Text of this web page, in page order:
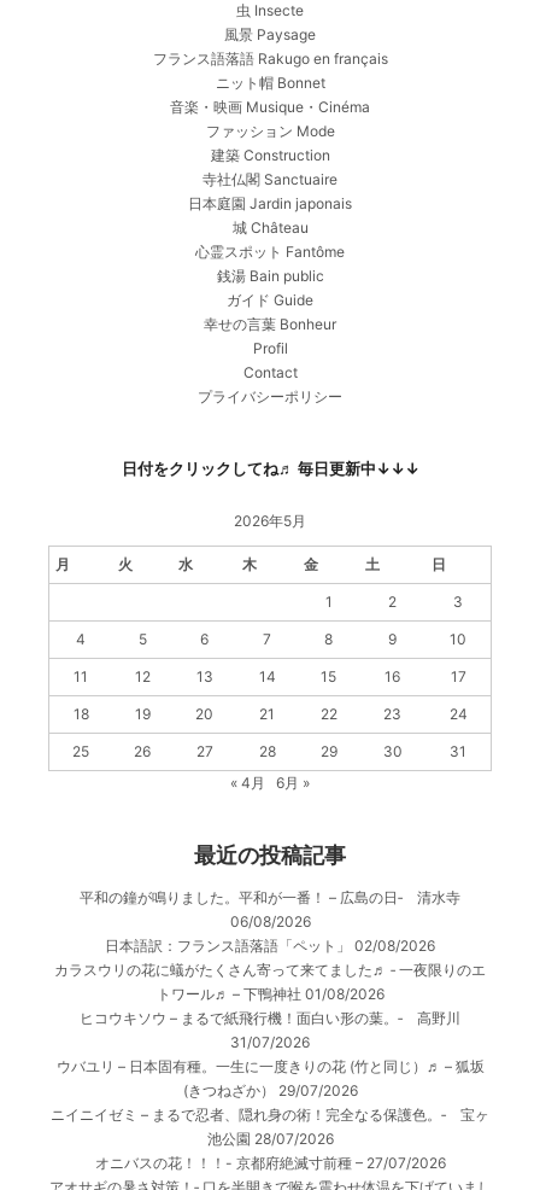
虫 Insecte
風景 Paysage
フランス語落語 Rakugo en français
ニット帽 Bonnet
音楽・映画 Musique・Cinéma
ファッション Mode
建築 Construction
寺社仏閣 Sanctuaire
日本庭園 Jardin japonais
城 Château
心霊スポット Fantôme
銭湯 Bain public
ガイド Guide
幸せの言葉 Bonheur
Profil
Contact
プライバシーポリシー
日付をクリックしてね♬ 毎日更新中↓↓↓
2026年5月
月 火 水 木 金 土 日
1 2 3
4 5 6 7 8 9 10
11 12 13 14 15 16 17
18 19 20 21 22 23 24
25 26 27 28 29 30
31
« 4月
6月 »
最近の投稿記事
平和の鐘が鳴りました。平和が一番！ – 広島の日‐ 清水寺
06/08/2026
日本語訳：フランス語落語「ペット」
02/08/2026
カラスウリの花に蟻がたくさん寄って来てました♬ ‐ 一夜限りのエ
トワール♬ – 下鴨神社 01/08/2026
ヒコウキソウ – まるで紙飛行機！面白い形の葉。‐ 高野川
31/07/2026
ウバユリ – 日本固有種。一生に一度きりの花 (竹と同じ）♬ – 狐坂
(きつねざか）
29/07/2026
ニイニイゼミ – まるで忍者、隠れ身の術！完全なる保護色。‐ 宝ヶ
池公園 28/07/2026
オニバスの花！！！- 京都府絶滅寸前種 – 27/07/2026